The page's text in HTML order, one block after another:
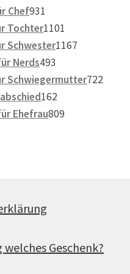
Chef931
Produkte
Tochter1101
Produkte
Schwester1167
Nerds493
Produkte
Schwiegermutter722
162
Produkte
Ehefrau809
welches Geschenk?